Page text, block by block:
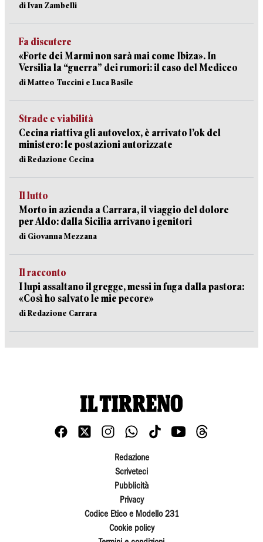
di Ivan Zambelli
Fa discutere
«Forte dei Marmi non sarà mai come Ibiza». In
Versilia la “guerra” dei rumori: il caso del Mediceo
di Matteo Tuccini e Luca Basile
Strade e viabilità
Cecina riattiva gli autovelox, è arrivato l’ok del
ministero: le postazioni autorizzate
di Redazione Cecina
Il lutto
Morto in azienda a Carrara, il viaggio del dolore
per Aldo: dalla Sicilia arrivano i genitori
di Giovanna Mezzana
Il racconto
I lupi assaltano il gregge, messi in fuga dalla pastora:
«Così ho salvato le mie pecore»
di Redazione Carrara
Redazione
Scriveteci
Pubblicità
Privacy
Codice Etico e Modello 231
Cookie policy